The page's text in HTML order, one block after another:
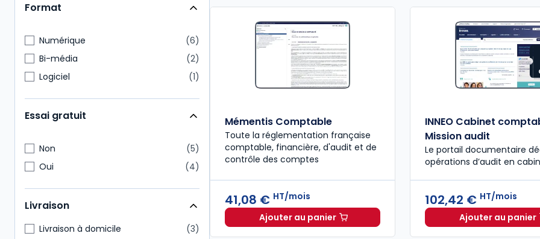
Format
Numérique
6
Bi-média
2
Logiciel
1
Essai gratuit
Non
5
Oui
4
Livraison
Livraison à domicile 3
Mémentis Comptable
Toute la réglementation française
comptable, financière, d'audit et de
contrôle des comptes
41,08 € HT/mois
Ajouter au panierMémentis Comptable à 41,08 € HT/mois
INNEO Cabinet
Mission audit
Le portail documentaire
opérations d’audit en
102,42 € HT/mois
Ajouter au panier
INNEO